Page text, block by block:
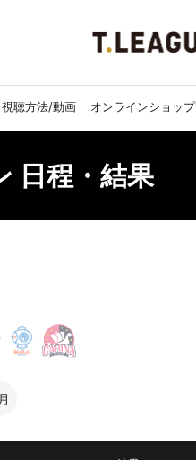
視聴方法/動画 オンラインショップ
日程・結果